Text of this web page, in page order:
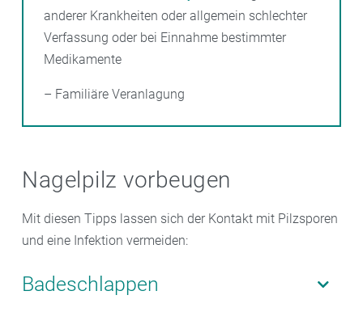
anderer Krankheiten oder allgemein schlechter
Verfassung oder bei Einnahme bestimmter
Medikamente
– Familiäre Veranlagung
Nagelpilz vorbeugen
Mit diesen Tipps lassen sich der Kontakt mit Pilzsporen
und eine Infektion vermeiden:
Badeschlappen